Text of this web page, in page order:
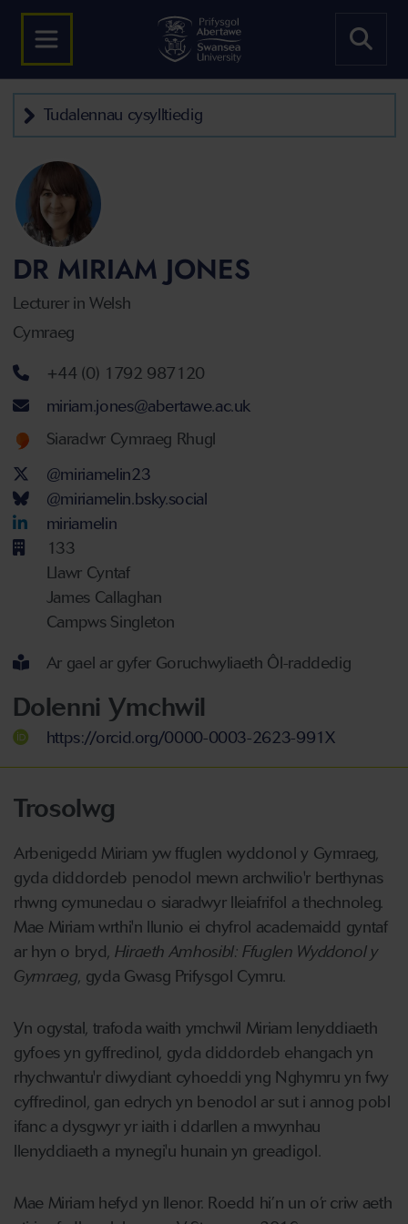
Tudalennau cysylltiedig
DR MIRIAM JONES
Lecturer in Welsh
Cymraeg
Rhif ffôn+44 (0) 1792 987120
Cyfeiriad ebost
miriam.jones@abertawe.ac.uk
Welsh language proficiency
Siaradwr Cymraeg Rhugl
Twitter Account
@miriamelin23
Bluesky Account
@miriamelin.bsky.social
LinkedIn Account
miriamelin
133
Llawr Cyntaf
James Callaghan
Campws Singleton
Ar gael ar gyfer Goruchwyliaeth Ôl-raddedig
Dolenni Ymchwil
https://orcid.org/0000-0003-2623-991X
Trosolwg
Arbenigedd Miriam yw ffuglen wyddonol y Gymraeg,
gyda diddordeb penodol mewn archwilio'r berthynas
rhwng cymunedau o siaradwyr lleiafrifol a thechnoleg.
Mae Miriam wrthi'n llunio ei chyfrol academaidd gyntaf
ar hyn o bryd, Hiraeth Amhosibl: Ffuglen Wyddonol y
Gymraeg, gyda Gwasg Prifysgol Cymru.
Yn ogystal, trafoda waith ymchwil Miriam lenyddiaeth
gyfoes yn gyffredinol, gyda diddordeb ehangach yn
rhychwantu'r diwydiant cyhoeddi yng Nghymru yn fwy
cyffredinol, gan edrych yn benodol ar sut i annog pobl
ifanc a dysgwyr yr iaith i ddarllen a mwynhau
llenyddiaeth a mynegi'u hunain yn greadigol.
Mae Miriam hefyd yn llenor. Roedd hi’n un o’r criw aeth